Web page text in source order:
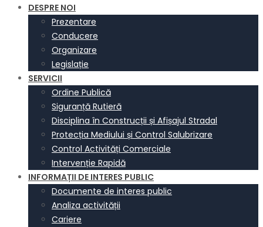
DESPRE NOI
Prezentare
Conducere
Organizare
Legislație
SERVICII
Ordine Publică
Siguranță Rutieră
Disciplina în Construcții și Afișajul Stradal
Protecția Mediului și Control Salubrizare
Control Activități Comerciale
Intervenție Rapidă
INFORMAȚII DE INTERES PUBLIC
Documente de interes public
Analiza activității
Cariere